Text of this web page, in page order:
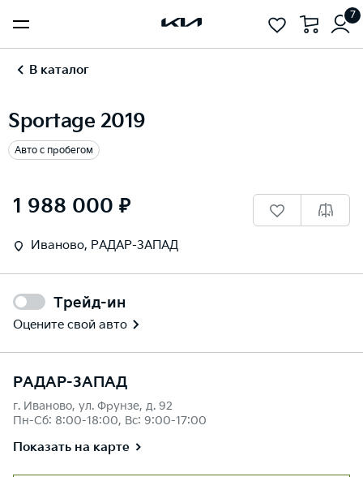
7
В каталог
Sportage 2019
Авто с пробегом
1 988 000 ₽
Иваново, РАДАР-ЗАПАД
Трейд-ин
Оцените свой авто
РАДАР-ЗАПАД
г. Иваново, ул. Фрунзе, д. 92
Пн-Сб: 8:00-18:00, Вс: 9:00-17:00
Показать на карте